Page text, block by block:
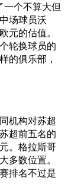
个不算大但
场球员沃
元的估值。
轮换球员的
的俱乐部，
机构对苏超
超前五名的
。格拉斯哥
多数位置。
排名不过是